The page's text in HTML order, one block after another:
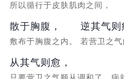
所以循行于皮肤肌肉之间，
散于胸腹，
敷布于胸腹之内。
逆其气则
若营卫之
从其气则愈，